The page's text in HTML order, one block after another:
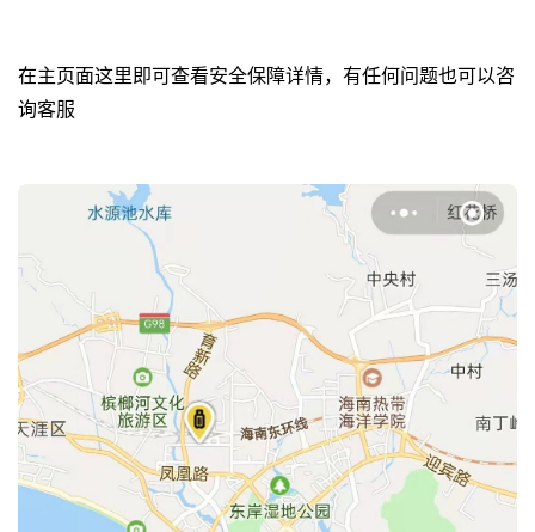
在主页面这里即可查看安全保障详情，有任何问题也可以咨
询客服